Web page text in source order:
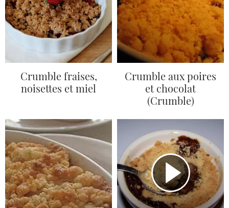
Crumble fraises,
noisettes et miel
Crumble aux poires
et chocolat
(Crumble)